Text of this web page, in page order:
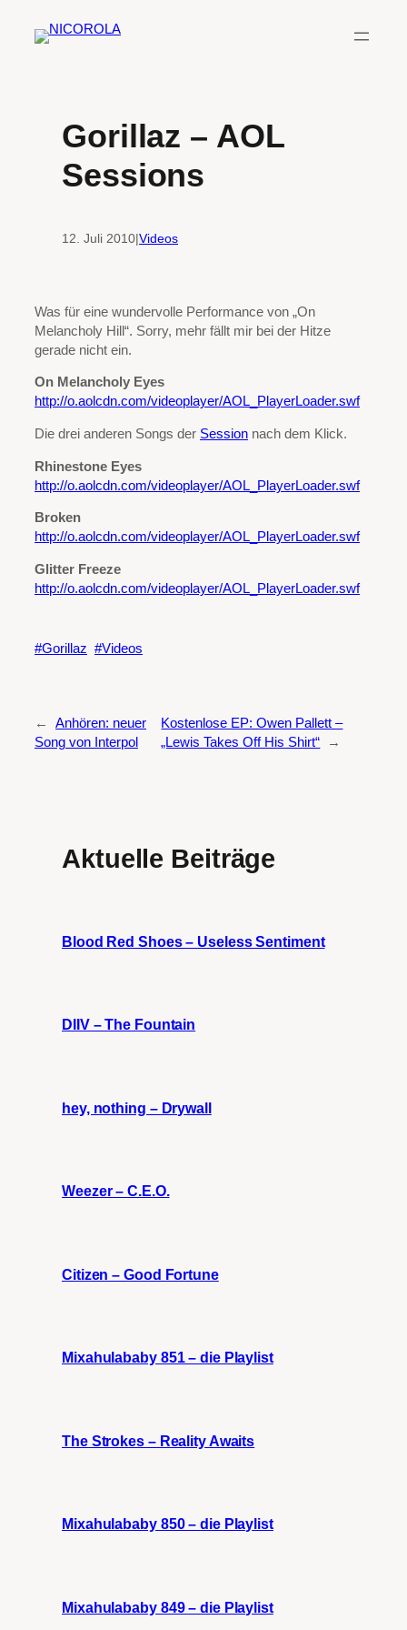
Inhalt
Gorillaz – AOL
Sessions
12. Juli 2010|Videos
Was für eine wundervolle Performance von „On
Melancholy Hill“. Sorry, mehr fällt mir bei der Hitze
gerade nicht ein.
On Melancholy Eyes
http://o.aolcdn.com/videoplayer/AOL_PlayerLoader.swf
Die drei anderen Songs der Session nach dem Klick.
Rhinestone Eyes
http://o.aolcdn.com/videoplayer/AOL_PlayerLoader.swf
Broken
http://o.aolcdn.com/videoplayer/AOL_PlayerLoader.swf
Glitter Freeze
http://o.aolcdn.com/videoplayer/AOL_PlayerLoader.swf
Gorillaz Videos
←
Anhören: neuer
Song von Interpol
Kostenlose EP: Owen Pallett –
„Lewis Takes Off His Shirt“
→
Aktuelle Beiträge
Blood Red Shoes – Useless Sentiment
DIIV – The Fountain
hey, nothing – Drywall
Weezer – C.E.O.
Citizen – Good Fortune
Mixahulababy 851 – die Playlist
The Strokes – Reality Awaits
Mixahulababy 850 – die Playlist
Mixahulababy 849 – die Playlist